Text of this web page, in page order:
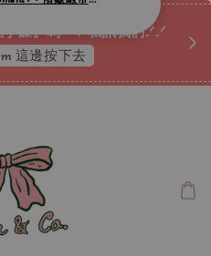
鍊』嗎ꕀ♡ 私訊我們.ᐟ.ᐟ
這邊按下去